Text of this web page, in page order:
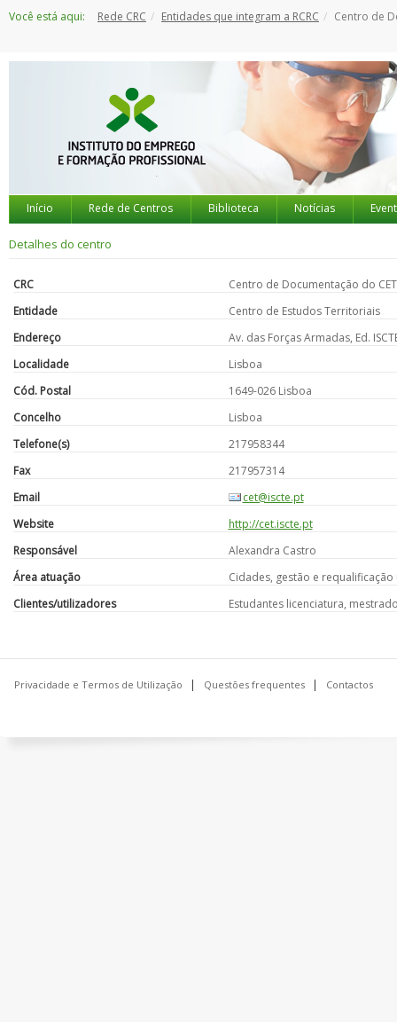
paraVocê está aqui: Rede CRC Entidades que integram a RCRC Centro de
Início Rede de Centros Biblioteca Notícias
Detalhes do centro
CRC
Centro de Documentação do CET
Entidade
Centro de Estudos Territoriais
Endereço
Av. das Forças Armadas, Ed.
Localidade
Lisboa
Cód. Postal
1649-026 Lisboa
Concelho
Lisboa
Telefone(s)
217958344
Fax
217957314
Email
cet@iscte.pt
Website
http://cet.iscte.pt
Responsável
Alexandra Castro
Área atuação
Cidades, gestão e
Clientes/utilizadores
Estudantes licenciatura,
Privacidade e Termos de Utilização Questões frequentes Contactos